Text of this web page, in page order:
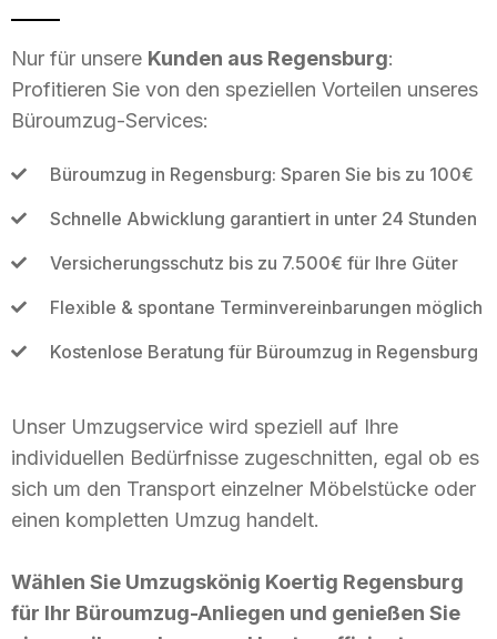
Nur für unsere Kunden aus Regensburg:
Profitieren Sie von den speziellen Vorteilen unseres
Büroumzug-Services:
Büroumzug in Regensburg: Sparen Sie bis zu 100€
Schnelle Abwicklung garantiert in unter 24 Stunden
Versicherungsschutz bis zu 7.500€ für Ihre Güter
Flexible & spontane Terminvereinbarungen möglich
Kostenlose Beratung für Büroumzug in Regensburg
Unser Umzugservice wird speziell auf Ihre
individuellen Bedürfnisse zugeschnitten, egal ob es
sich um den Transport einzelner Möbelstücke oder
einen kompletten Umzug handelt.
Wählen Sie Umzugskönig Koertig Regensburg
für Ihr Büroumzug-Anliegen und genießen Sie